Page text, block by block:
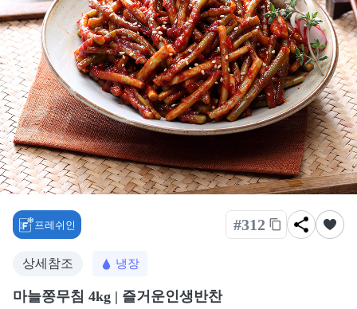
프레쉬인 #312
상세참조 냉장
마늘쫑무침 4kg | 즐거운인생반찬